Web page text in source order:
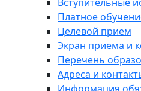
Платное
Целевой прием
Экран приема и
Перечень
Адреса и